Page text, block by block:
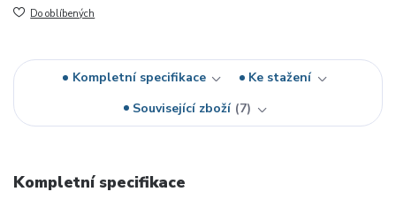
Do oblíbených
Kompletní specifikace
Ke stažení
Související zboží 7
Kompletní specifikace